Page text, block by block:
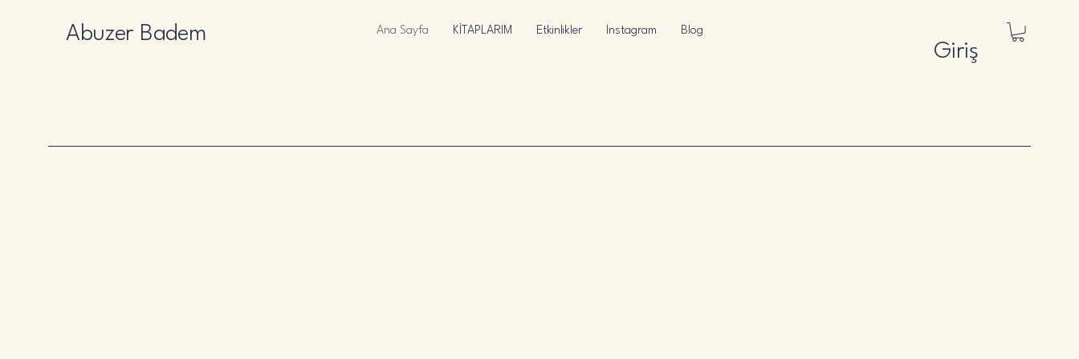
Abuzer Badem
Giriş
Ana Sayfa KİTAPLARIM Etkinlikler Instagram Blog